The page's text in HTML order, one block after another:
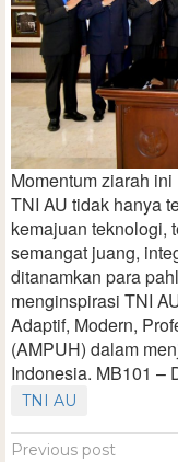
Momentum ziarah
TNI AU tidak hanya
kemajuan teknologi,
semangat juang,
ditanamkan para
menginspirasi TNI
Adaptif, Modern,
(AMPUH) dalam
Indonesia. MB101 –
TNI AU
Previous post